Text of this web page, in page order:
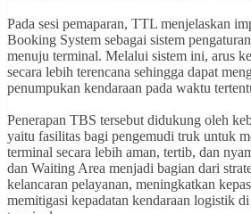
Pada sesi pemaparan, TTL menjelaskan
Booking System sebagai sistem
menuju terminal. Melalui sistem ini, arus
secara lebih terencana sehingga dapat
penumpukan kendaraan pada waktu
Penerapan TBS tersebut didukung oleh
yaitu fasilitas bagi pengemudi truk untuk
terminal secara lebih aman, tertib, dan
dan Waiting Area menjadi bagian dari
kelancaran pelayanan, meningkatkan
memitigasi kepadatan kendaraan logistik